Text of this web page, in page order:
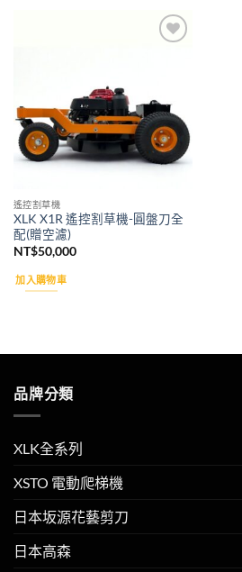
遙控割草機
XLK X1R 遙控割草機-圓盤刀全
配(贈空濾)
NT$50,000
加入購物車
品牌分類
XLK全系列
XSTO 電動爬梯機
日本坂源花藝剪刀
日本高森